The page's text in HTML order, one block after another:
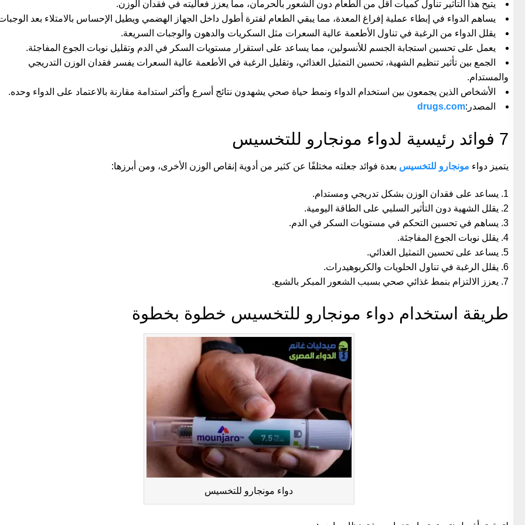
يتيح هذا التأثير تناول كميات أقل من الطعام دون الشعور بالحرمان، مما يعزز فعاليته في فقدان الوزن.
يساهم الدواء في إبطاء عملية إفراغ المعدة، مما يبقي الطعام لفترة أطول داخل الجهاز الهضمي ويطيل الإحساس بالامتلاء بعد
يقلل الدواء من الرغبة في تناول الأطعمة عالية السعرات مثل السكريات والدهون والوجبات السريعة.
يعمل على تحسين استجابة الجسم للأنسولين، مما يساعد على استقرار مستويات السكر في الدم وتقليل نوبات الجوع المفاجئة.
الجمع بين تأثير تنظيم الشهية، تحسين التمثيل الغذائي، وتقليل الرغبة في الأطعمة عالية السعرات يفسر فقدان الوزن التدريجي
والمستدام.
الأشخاص الذين يجمعون بين استخدام الدواء ونمط حياة صحي يشهدون نتائج أسرع وأكثر استدامة مقارنة بالاعتماد على الدواء وحده.
المصدر:drugs.com
7 فوائد رئيسية لدواء مونجارو للتخسيس
يتميز دواء مونجارو للتخسيس بعدة فوائد جعلته مختلفًا عن كثير من أدوية إنقاص الوزن الأخرى، ومن أبرزها:
يساعد على فقدان الوزن بشكل تدريجي ومستدام.
يقلل الشهية دون التأثير السلبي على الطاقة اليومية.
يساهم في تحسين التحكم في مستويات السكر في الدم.
يقلل نوبات الجوع المفاجئة.
يساعد على تحسين التمثيل الغذائي.
يقلل الرغبة في تناول الحلويات والكربوهيدرات.
يعزز الالتزام بنمط غذائي صحي بسبب الشعور المبكر بالشبع.
طريقة استخدام دواء مونجارو للتخسيس خطوة بخطوة
دواء مونجارو للتخسيس